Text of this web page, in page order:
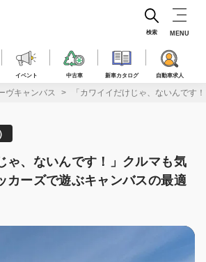
イベント 中古車 新車カタログ 自動車求人
検索 MENU
ヴキャンバス 「カワイイだけじゃ、ないんです
ゃ、ないんです！」クルマも気
カーズで遊ぶキャンバスの最適